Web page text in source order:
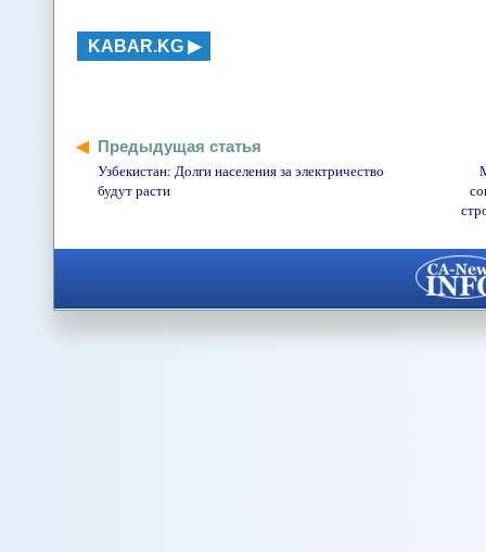
KABAR.KG
Предыдущая статья
Узбекистан: Долги населения за электричество
будут расти